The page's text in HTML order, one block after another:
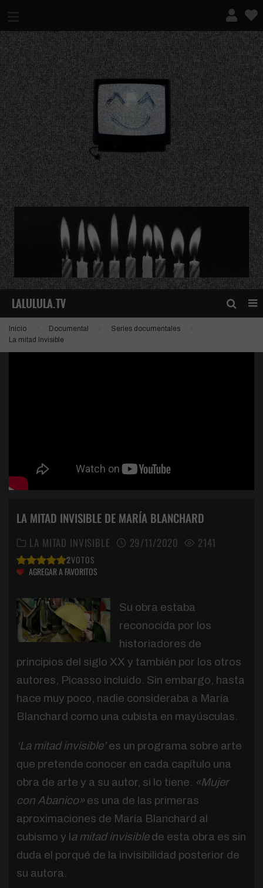
¿QUÉ ES ESTO?
Inicio Documental
Series documentales
La mitad Invisible
LA MITAD INVISIBLE DE MARÍA BLANCHARD
LA MITAD INVISIBLE 29/11/2020 2141
2VOTOS
AGREGAR A FAVORITOS
Su obra estaba
reconocida por los
historiadores de
principios del siglo XX y también por los otros
autores, Picasso incluido. Sin embargo, hasta
hace muy poco, nadie consideraba a María
Blanchard como una cubista en mayúsculas.
‘La mitad invisible’es un programa sobre arte
que pretende conocer en cada capítulo una
obra de arte y a su autor, si lo tiene.
«Mujer
con Abanico»es una de las primeras
aproximaciones de María Blanchard al
cubismo y la mitad invisiblede esta obra es sin
duda el porqué de la invisibilidad posterior de
su autora.